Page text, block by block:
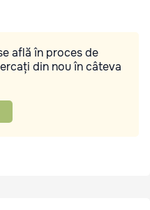
află în proces de
din nou în câteva